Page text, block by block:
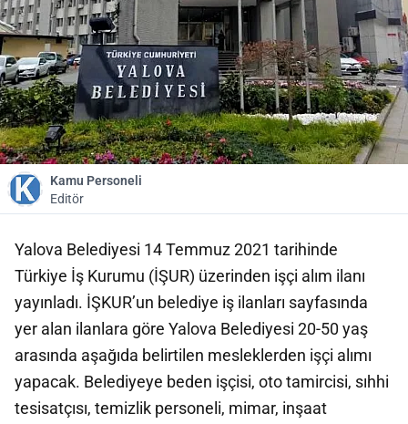
Kamu Personeli
Editör
Yalova Belediyesi 14 Temmuz 2021 tarihinde
Türkiye İş Kurumu (İŞUR) üzerinden işçi alım ilanı
yayınladı. İŞKUR’un belediye iş ilanları sayfasında
yer alan ilanlara göre Yalova Belediyesi 20-50 yaş
arasında aşağıda belirtilen mesleklerden işçi alımı
yapacak. Belediyeye beden işçisi, oto tamircisi, sıhhi
tesisatçısı, temizlik personeli, mimar, inşaat